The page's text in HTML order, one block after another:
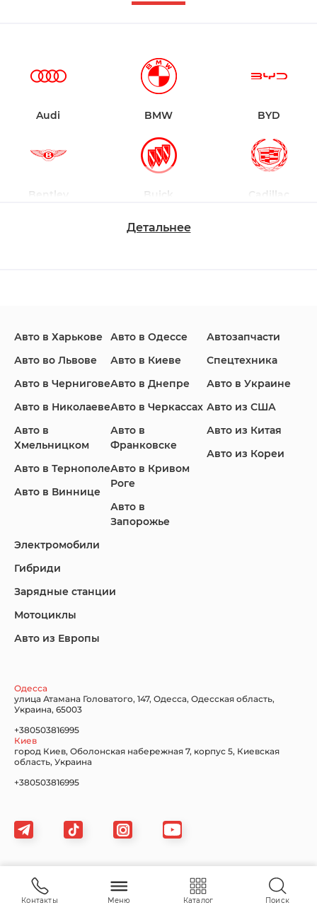
Контакты Меню Каталог Поиск
Audi BMW BYD
Bentley Buick Cadillac
Infiniti Jaguar Jeep
Land Rover
Lincoln
Subaru Tesla Toyota
Volkswagen Volvo
Детальнее
Авто в Харькове
Авто во Львове
Авто в Чернигове
Авто в Николаеве
Авто в
Хмельницком
Авто в Тернополе
Авто в Виннице
Авто в Одессе
Авто в Киеве
Авто в Днепре
Авто в Черкассах
Авто в
Франковске
Авто в Кривом
Роге
Авто в
Запорожье
Автозапчасти
Спецтехника
Авто в Украине
Авто из США
Авто из Китая
Авто из Кореи
Электромобили
Гибриди
Зарядные станции
Мотоциклы
Авто из Европы
Одесса
улица Атамана Головатого, 147, Одесса, Одесская область,
Украина, 65003
+380503816995
Киев
город Киев, Оболонская набережная 7, корпус 5, Киевская
область, Украина
+380503816995
Карта сайта